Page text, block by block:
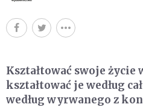
Kształtować swoje życie
kształtować je według
według wyrwanego z